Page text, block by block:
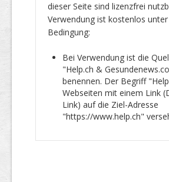
dieser Seite sind lizenzfrei
Verwendung ist kostenlos
Bedingung:
Bei Verwendung ist die
"Help.ch &
benennen. Der Begriff
Webseiten mit einem Link
Link) auf die Ziel-Adresse
"https://www.help.ch"